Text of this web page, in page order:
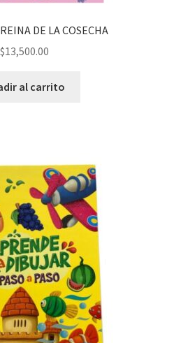
DE LA COSECHA
$13,500.00
al carrito